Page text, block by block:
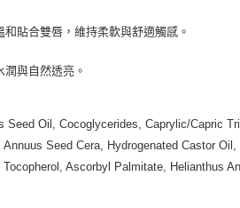
每筆
離島宅
貼合雙唇，維持柔軟與舒適觸感。
與自然透亮。
Seed Oil, Cocoglycerides, Caprylic/Capric
Seed Cera, Hydrogenated Castor
Ascorbyl Palmitate, Helianthus